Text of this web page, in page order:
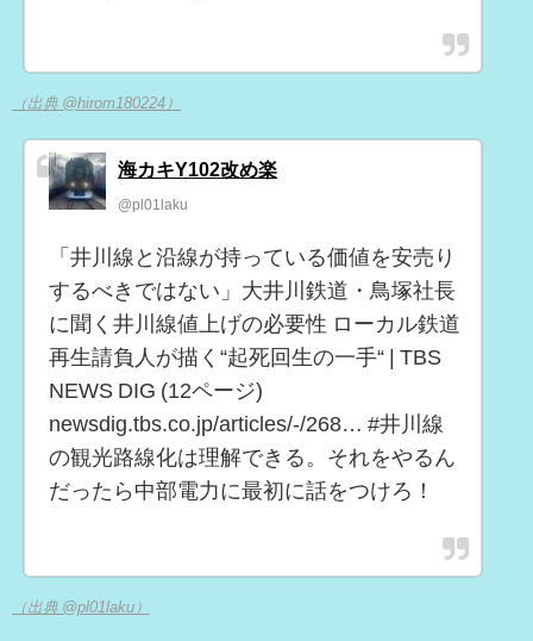
（出典 @hirom180224）
海カキY102改め楽
@pl01laku
「井川線と沿線が持っている価値を安売り
するべきではない」大井川鉄道・鳥塚社長
に聞く井川線値上げの必要性 ローカル鉄道
再生請負人が描く“起死回生の一手“ | TBS
NEWS DIG (12ページ)
newsdig.tbs.co.jp/articles/-/268… #井川線
の観光路線化は理解できる。それをやるん
だったら中部電力に最初に話をつけろ！
（出典 @pl01laku）